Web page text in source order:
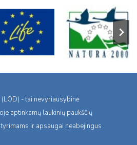
- tai nevyriausybinė
aptinkamų laukinių paukščių
ir apsaugai neabejingus